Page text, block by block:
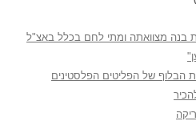
בנה מצוואתה ומתי לחם בכלל באצ"ל
הבלוף של הפליטים הפלסטינים